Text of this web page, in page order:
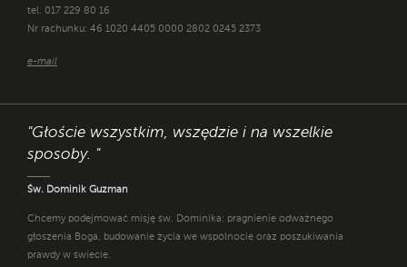
tel. 017 229 80 16
Nr rachunku: 46 1020 4405 0000 2802 0245 2373
e-mail
"Głoście wszystkim, wszędzie i na wszelkie
sposoby. "
Św. Dominik Guzman
Chcemy podejmować misję św. Dominika: pragnienie odważnego
głoszenia Boga, budowanie życia we wspólnocie oraz poszukiwania
prawdy w świecie.